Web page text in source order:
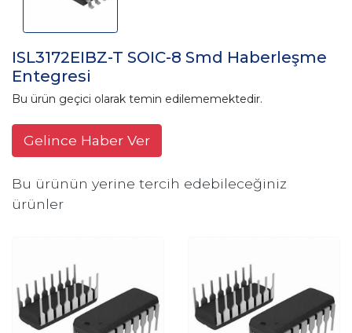
ISL3172EIBZ-T SOIC-8 Smd Haberleşme
Entegresi
Bu ürün geçici olarak temin edilememektedir.
Gelince Haber Ver
Bu ürünün yerine tercih edebileceğiniz
ürünler